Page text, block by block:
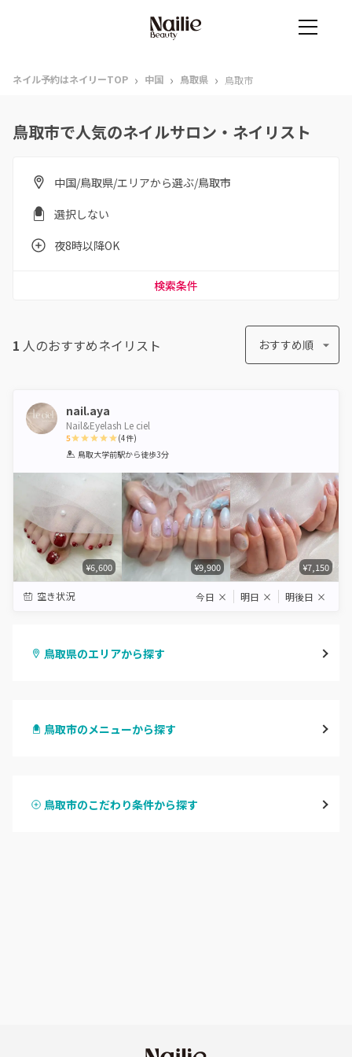
ネイル予約はネイリーTOP › 中国 › 鳥取県 › 鳥取市
鳥取市で人気のネイルサロン・ネイリスト
中国/鳥取県/エリアから選ぶ/鳥取市
選択しない
夜8時以降OK
検索条件
1 人のおすすめネイリスト おすすめ順
nail.aya
Nail&Eyelash Le ciel
5
1 2 3 4 5
(4件)
鳥取大学前駅から徒歩3分
¥6,600 ¥9,900 ¥7,150
空き状況 今日 × 明日 × 明後日 ×
鳥取県のエリアから探す
倉吉・三朝
鳥取市のメニューから探す
ハンドスカルプ
鳥取市のこだわり条件から探す